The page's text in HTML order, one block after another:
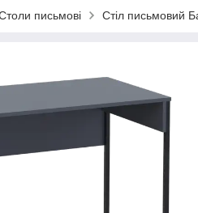
письмові Стіл письмовий